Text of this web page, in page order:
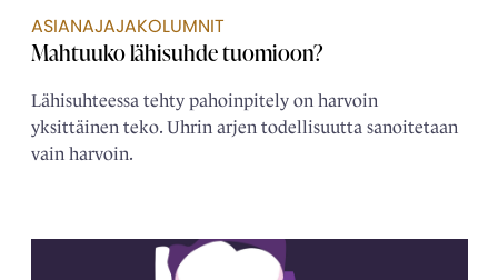
ASIANAJAJAKOLUMNIT
Mahtuuko lähisuhde tuomioon?
Lähisuhteessa tehty pahoinpitely on harvoin
yksittäinen teko. Uhrin arjen todellisuutta sanoitetaan
vain harvoin.